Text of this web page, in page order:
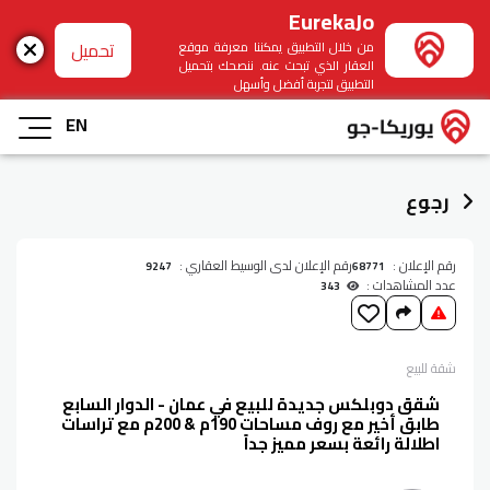
EurekaJo
من خلال التطبيق يمكننا معرفة موقع
العقار الذي تبحث عنه. ننصحك بتحميل
التطبيق لتجربة أفضل وأسهل
تحميل
EN
رجوع
رقم الإعلان : 68771رقم الإعلان لدى الوسيط العقاري : 9247
عدد المشاهدات :
شقةللبيع
شقق دوبلكس جديدة للبيع في عمان - الدوار السابع
طابق أخير مع روف مساحات 190م & 200م مع تراسات
اطلالة رائعة بسعر مميز جداً